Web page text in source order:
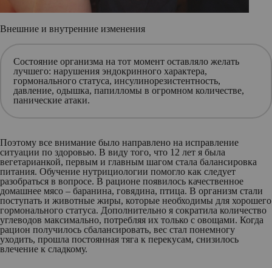
Внешние и внутренние изменения
Состояние организма на тот момент оставляло желать
лучшего: нарушения эндокринного характера,
гормонального статуса, инсулинорезистентность,
давление, одышка, папилломы в огромном количестве,
панические атаки.
Поэтому все внимание было направлено на исправление
ситуации по здоровью. В виду того, что 12 лет я была
вегетарианкой, первым и главным шагом стала балансировка
питания. Обучение нутрициологии помогло как следует
разобраться в вопросе. В рационе появилось качественное
домашнее мясо – баранина, говядина, птица. В организм стали
поступать и животные жиры, которые необходимы для хорошего
гормонального статуса. Дополнительно я сократила количество
углеводов максимально, потребляя их только с овощами. Когда
рацион получилось сбалансировать, вес стал понемногу
уходить, прошла постоянная тяга к перекусам, снизилось
влечение к сладкому.